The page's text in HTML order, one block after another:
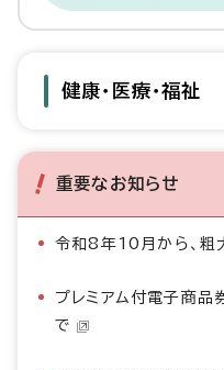
健康・医療・福祉
重要なお知らせ
令和8年10月から、粗
プレミアム付電子商品
で